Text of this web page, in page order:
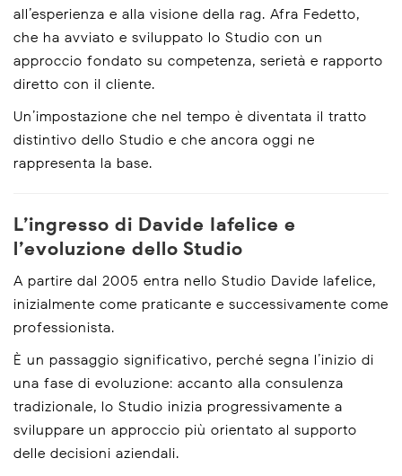
all’esperienza e alla visione della rag. Afra Fedetto,
che ha avviato e sviluppato lo Studio con un
approccio fondato su competenza, serietà e rapporto
diretto con il cliente.
Un’impostazione che nel tempo è diventata il tratto
distintivo dello Studio e che ancora oggi ne
rappresenta la base.
L’ingresso di Davide Iafelice e
l’evoluzione dello Studio
A partire dal 2005 entra nello Studio Davide Iafelice,
inizialmente come praticante e successivamente come
professionista.
È un passaggio significativo, perché segna l’inizio di
una fase di evoluzione: accanto alla consulenza
tradizionale, lo Studio inizia progressivamente a
sviluppare un approccio più orientato al supporto
delle decisioni aziendali.